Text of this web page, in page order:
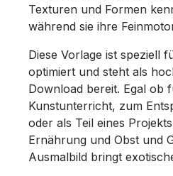
Texturen und Formen
während sie ihre
Diese Vorlage ist speziell
optimiert und steht als
Download bereit. Egal ob
Kunstunterricht, zum
oder als Teil eines
Ernährung und Obst und
Ausmalbild bringt